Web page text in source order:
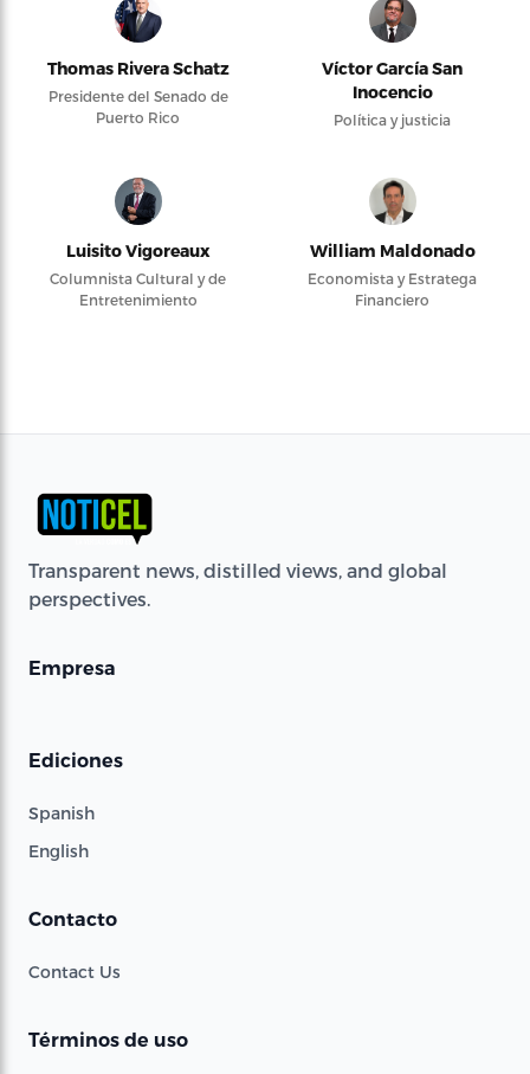
Thomas Rivera Schatz
Presidente del Senado de
Puerto Rico
Víctor García San
Inocencio
Política y justicia
Luisito Vigoreaux
Columnista Cultural y de
Entretenimiento
William Maldonado
Economista y Estratega
Financiero
Transparent news, distilled views, and global
perspectives.
Empresa
Ediciones
Spanish
English
Contacto
Contact Us
Términos de uso